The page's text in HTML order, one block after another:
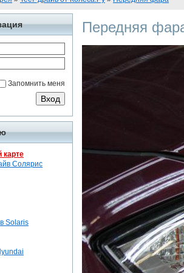
Запомнить меня
карте
Солярис
Solaris
Передняя